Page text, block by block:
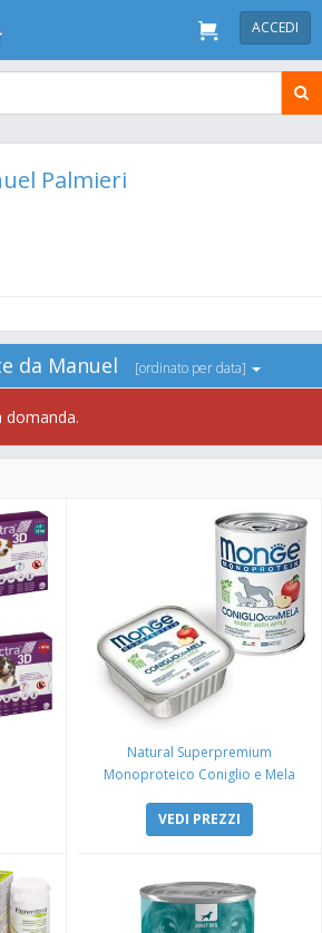
ACCEDI
Palmieri
da Manuel [ordinato per data]
domanda.
Natural Superpremium
Monoproteico Coniglio e Mela
VEDI PREZZI